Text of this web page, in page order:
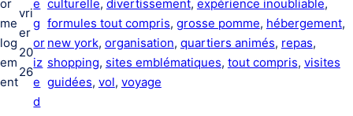
or
me
log
em
ent
vri
er
20
26
e
g
or
iz
e
d
culturelle, divertissement, expérience inoubliable
formules tout compris, grosse pomme, hébergement
new york, organisation, quartiers animés, repas
shopping, sites emblématiques, tout compris, visites
guidées, vol, voyage